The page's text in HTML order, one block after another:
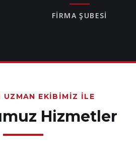
FIRMA ŞUBESI
UZMAN EKIBIMIZ İLE
Hizmetler